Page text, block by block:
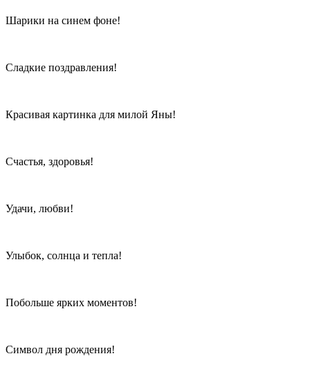
Шарики на синем фоне!
Сладкие поздравления!
Красивая картинка для милой Яны!
Счастья, здоровья!
Удачи, любви!
Улыбок, солнца и тепла!
Побольше ярких моментов!
Символ дня рождения!